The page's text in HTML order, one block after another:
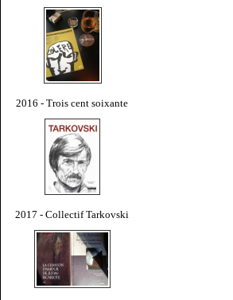
2016 - Trois cent soixante
2017 - Collectif Tarkovski